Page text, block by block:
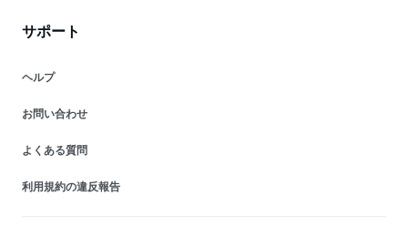
サポート
ヘルプ
お問い合わせ
よくある質問
利用規約の違反報告